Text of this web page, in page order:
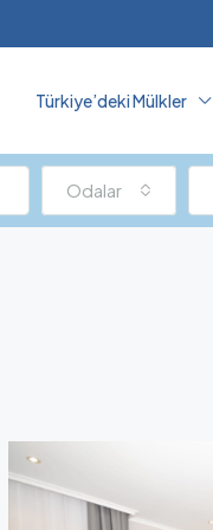
Türkiye’deki Mülkler
Odalar